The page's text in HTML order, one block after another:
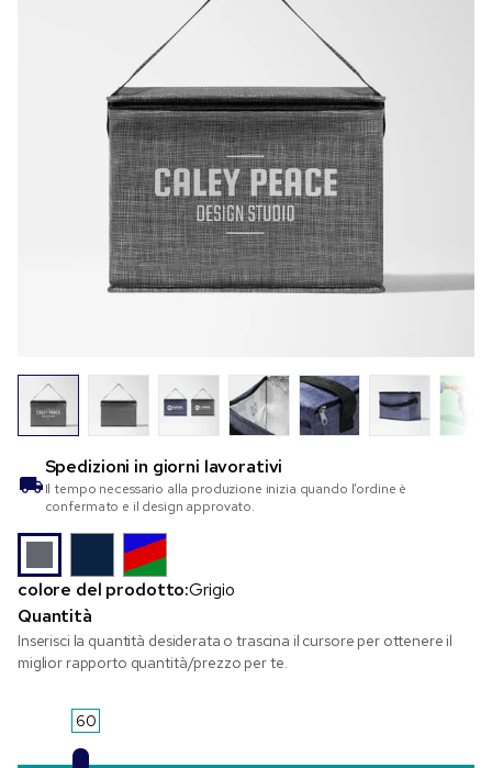
Spedizioni in giorni lavorativi
Il tempo necessario alla produzione inizia quando l’ordine è
confermato e il design approvato.
colore del prodotto:Grigio
Quantità
Inserisci la quantità desiderata o trascina il cursore per ottenere il
miglior rapporto quantità/prezzo per te.
60